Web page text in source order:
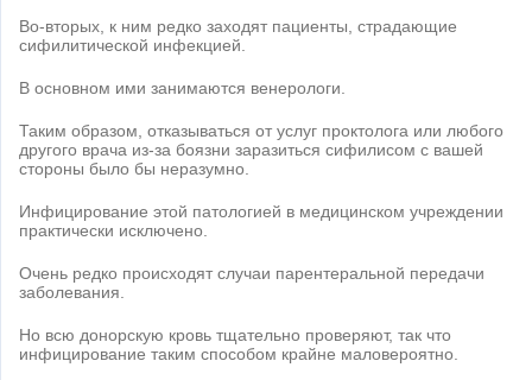
Во-вторых, к ним редко заходят пациенты, страдающие
сифилитической инфекцией.
В основном ими занимаются венерологи.
Таким образом, отказываться от услуг проктолога или любого
другого врача из-за боязни заразиться сифилисом с вашей
стороны было бы неразумно.
Инфицирование этой патологией в медицинском учреждении
практически исключено.
Очень редко происходят случаи парентеральной передачи
заболевания.
Но всю донорскую кровь тщательно проверяют, так что
инфицирование таким способом крайне маловероятно.